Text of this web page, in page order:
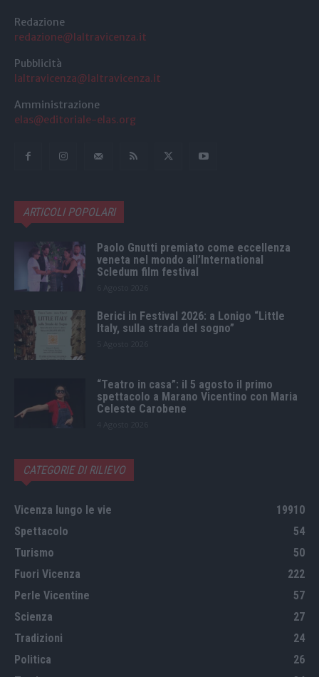
Redazione
redazione@laltravicenza.it
Pubblicità
laltravicenza@laltravicenza.it
Amministrazione
elas@editoriale-elas.org
ARTICOLI POPOLARI
Paolo Gnutti premiato come eccellenza
veneta nel mondo all’International
Scledum film festival
Berici in Festival 2026: a Lonigo “Little
Italy, sulla strada del sogno”
“Teatro in casa”: il 5 agosto il primo
spettacolo a Marano Vicentino con Maria
Celeste Carobene
CATEGORIE DI RILIEVO
Vicenza lungo le vie
19910
Spettacolo
54
Turismo
50
Fuori Vicenza
222
Perle Vicentine
57
Scienza
27
Tradizioni
24
Politica
26